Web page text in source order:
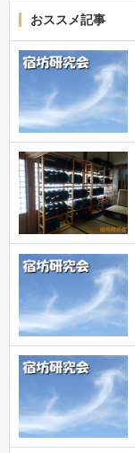
おススメ記事